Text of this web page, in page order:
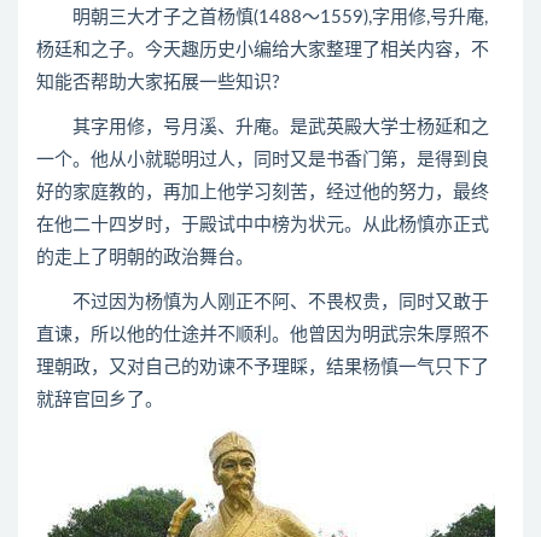
明朝三大才子之首杨慎(1488～1559),字用修,号升庵,
杨廷和之子。今天趣历史小编给大家整理了相关内容，不
知能否帮助大家拓展一些知识?
其字用修，号月溪、升庵。是武英殿大学士杨延和之
一个。他从小就聪明过人，同时又是书香门第，是得到良
好的家庭教的，再加上他学习刻苦，经过他的努力，最终
在他二十四岁时，于殿试中中榜为状元。从此杨慎亦正式
的走上了明朝的政治舞台。
不过因为杨慎为人刚正不阿、不畏权贵，同时又敢于
直谏，所以他的仕途并不顺利。他曾因为明武宗朱厚照不
理朝政，又对自己的劝谏不予理睬，结果杨慎一气只下了
就辞官回乡了。